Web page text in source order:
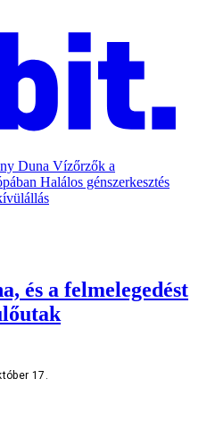
Duna Vízőrzők a
Halálos génszerkesztés
és a felmelegedést
17.